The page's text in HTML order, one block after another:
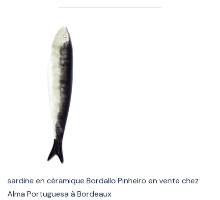
sardine en céramique Bordallo Pinheiro en vente chez
Alma Portuguesa à Bordeaux